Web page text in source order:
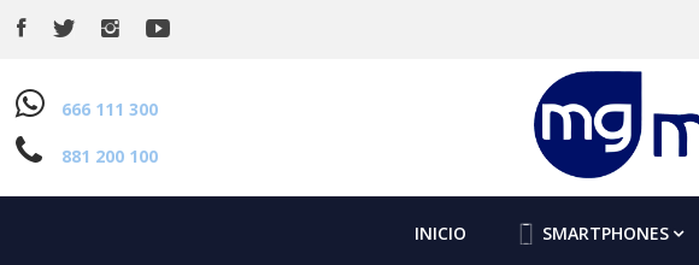
666 111 300
881 200 100
INICIO SMARTPHONES